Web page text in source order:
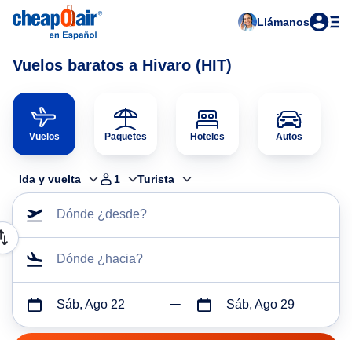
Llámanos
Vuelos baratos a Hivaro (HIT)
Vuelos Paquetes Hoteles Autos
Ida y vuelta 1 Turista
Dónde ¿desde?
Dónde ¿hacia?
Sáb, Ago 22 Sáb, Ago 29